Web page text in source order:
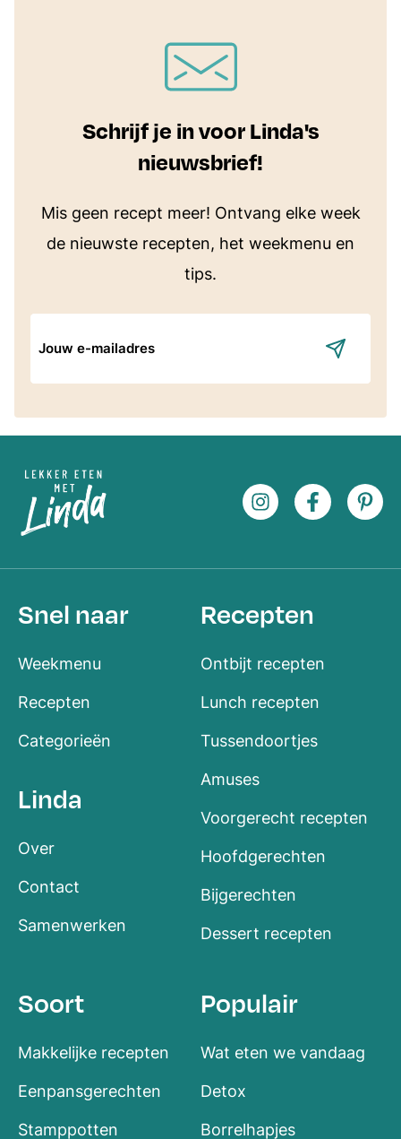
Schrijf je in voor Linda's
nieuwsbrief!
Mis geen recept meer! Ontvang elke week
de nieuwste recepten, het weekmenu en
tips.
mailadres
Snel naar
Weekmenu
Recepten
Categorieën
Linda
Over
Contact
Samenwerken
Recepten
Ontbijt recepten
Lunch recepten
Tussendoortjes
Amuses
Voorgerecht recepten
Hoofdgerechten
Bijgerechten
Dessert recepten
Soort
Makkelijke recepten
Eenpansgerechten
Stamppotten
Populair
Wat eten we vandaag
Detox
Borrelhapjes